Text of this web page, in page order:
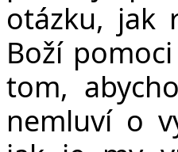
otázku, jak
Boží
tom,
nemluví o